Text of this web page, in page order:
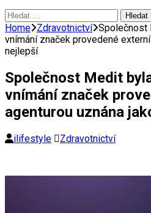
Vyhledávání
Home Zdravotnictví Společnost
vnímání značek provedené
nejlepší
Společnost Medit
vnímání značek
agenturou uznána
ilifestyle Zdravotnictví